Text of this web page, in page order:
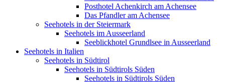
Posthotel Achenkirch am Achensee
Das Pfandler am Achensee
Seehotels in der Steiermark
Seehotels im Ausseerland
Seeblickhotel Grundlsee in Ausseerland
Seehotels in Italien
Seehotels in Südtirol
Seehotels in Südtirols Süden
Seehotels in Südtirols Süden